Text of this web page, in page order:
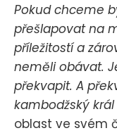
Pokud chceme
přešlapovat na
příležitostí a
neměli obávat.
překvapit. A
kambodžský
oblast ve svém